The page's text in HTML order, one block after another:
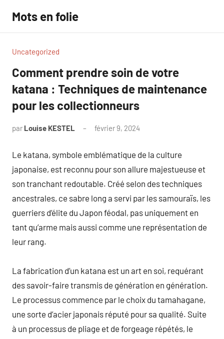
contenu
Mots en folie
Uncategorized
Comment prendre soin de votre
katana : Techniques de maintenance
pour les collectionneurs
par Louise KESTEL février 9, 2024
Le katana, symbole emblématique de la culture
japonaise, est reconnu pour son allure majestueuse et
son tranchant redoutable. Créé selon des techniques
ancestrales, ce sabre long a servi par les samouraïs, les
guerriers d’élite du Japon féodal, pas uniquement en
tant qu’arme mais aussi comme une représentation de
leur rang.
La fabrication d’un katana est un art en soi, requérant
des savoir-faire transmis de génération en génération.
Le processus commence par le choix du tamahagane,
une sorte d’acier japonais réputé pour sa qualité. Suite
à un processus de pliage et de forgeage répétés, le